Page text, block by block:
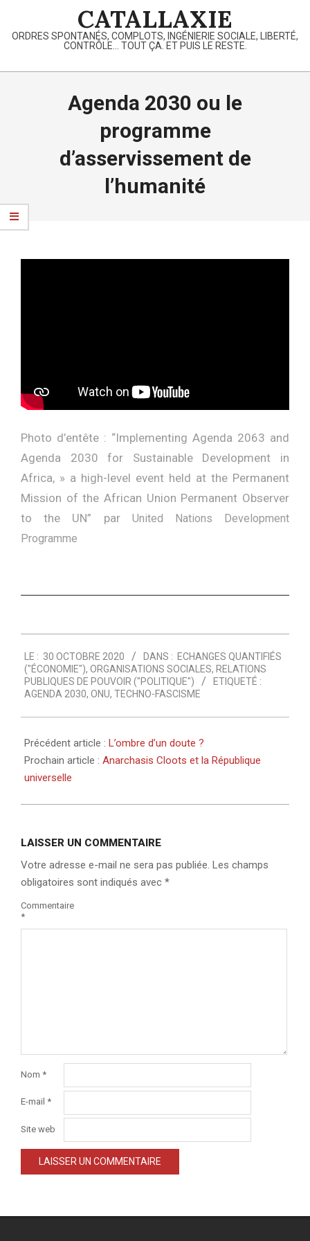
content
CATALLAXIE
ORDRES SPONTANÉS, COMPLOTS, INGÉNIERIE SOCIALE, LIBERTÉ,
CONTRÔLE… TOUT ÇA. ET PUIS LE RESTE.
Primary
Agenda 2030 ou le
programme
d’asservissement de
l’humanité
Photo d’entête : “Implementing Agenda 2063 and
Agenda 2030 for Sustainable Development in
Africa, » a high-level event held at the Permanent
Mission of the African Union Permanent Observer
to the UN” par United Nations Development
Programme
10-
30
LE : 30 OCTOBRE 2020 DANS : ECHANGES QUANTIFIÉS
("ÉCONOMIE"), ORGANISATIONS SOCIALES, RELATIONS
PUBLIQUES DE POUVOIR ("POLITIQUE")
ETIQUETÉ :
AGENDA 2030, ONU, TECHNO-FASCISME
Précédent article : L’ombre d’un doute ?
Prochain article : Anarchasis Cloots et la République
universelle
LAISSER UN COMMENTAIRE
Votre adresse e-mail ne sera pas publiée. Les champs
obligatoires sont indiqués avec *
Commentaire
*
Nom *
E-mail *
Site web